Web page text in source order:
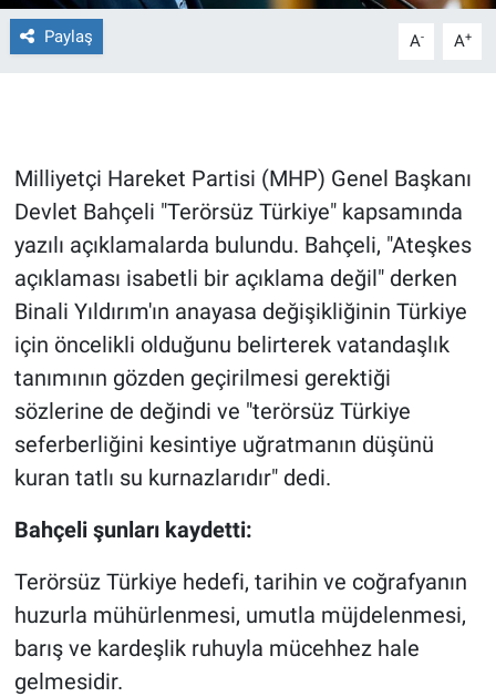
Paylaş A- A+
Milliyetçi Hareket Partisi (MHP) Genel Başkanı
Devlet Bahçeli "Terörsüz Türkiye" kapsamında
yazılı açıklamalarda bulundu. Bahçeli, "Ateşkes
açıklaması isabetli bir açıklama değil" derken
Binali Yıldırım'ın anayasa değişikliğinin Türkiye
için öncelikli olduğunu belirterek vatandaşlık
tanımının gözden geçirilmesi gerektiği
sözlerine de değindi ve "terörsüz Türkiye
seferberliğini kesintiye uğratmanın düşünü
kuran tatlı su kurnazlarıdır" dedi.
Bahçeli şunları kaydetti:
Terörsüz Türkiye hedefi, tarihin ve coğrafyanın
huzurla mühürlenmesi, umutla müjdelenmesi,
barış ve kardeşlik ruhuyla mücehhez hale
gelmesidir.
Gün Bitiyor
Günün görüntüsü
Haber
İlan
Koronavirüs
Kültür Sanat
Ne demişti
Nedir
Popüler